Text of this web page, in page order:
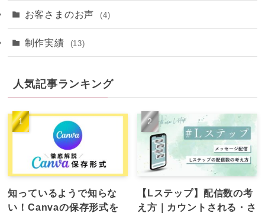
お客さまのお声 (4)
制作実績 (13)
人気記事ランキング
知っているようで知らな
い！Canvaの保存形式を
【Lステップ】配信数の考
え方｜カウントされる・さ